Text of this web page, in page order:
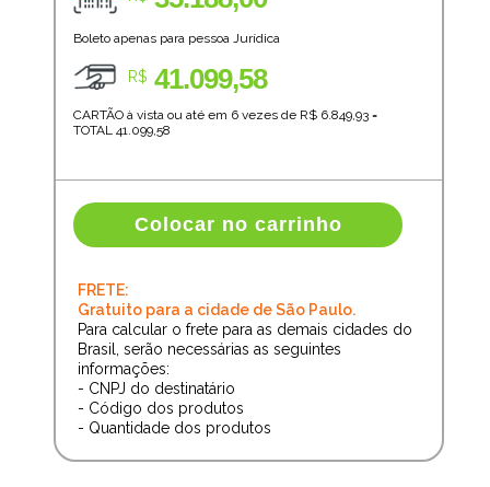
Boleto apenas para pessoa Jurídica
R$ 41.099,58
CARTÃO à vista ou até em 6 vezes de R$ 6.849,93=
TOTAL 41.099,58
Colocar no carrinho
FRETE:
Gratuito para a cidade de São Paulo.
Para calcular o frete para as demais cidades do
Brasil, serão necessárias as seguintes
informações:
- CNPJ do destinatário
- Código dos produtos
- Quantidade dos produtos